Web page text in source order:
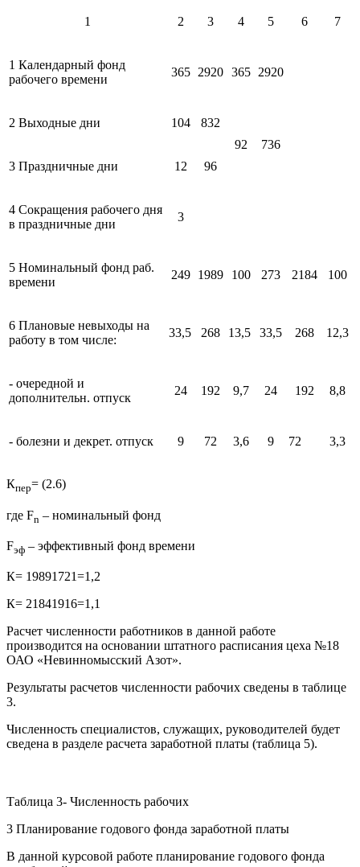
1 2 3 4 5 6 7
1 Календарный фонд
рабочего времени
365 2920 365 2920
2 Выходные дни 104
832
92
736
3 Праздничные дни
12 96
4 Сокращения рабочего дня
в праздничные дни
3
5 Номинальный фонд раб.
времени
249 1989 100 273 2184 100
6 Плановые невыходы на
работу в том числе:
33,5 268 13,5 33,5 268 12,3
- очередной и
дополнительн. отпуск
24 192 9,7 24 192 8,8
- болезни и декрет. отпуск 9 72 3,6 9 72 3,3
Кпер= (2.6)
где Fn – номинальный фонд
Fэф – эффективный фонд времени
К= 19891721=1,2
К= 21841916=1,1
Расчет численности работников в данной работе
производится на основании штатного расписания цеха №18
ОАО «Невинномысский Азот».
Результаты расчетов численности рабочих сведены в таблице
3.
Численность специалистов, служащих, руководителей будет
сведена в разделе расчета заработной платы (таблица 5).
Таблица 3- Численность рабочих
3 Планирование годового фонда заработной платы
В данной курсовой работе планирование годового фонда